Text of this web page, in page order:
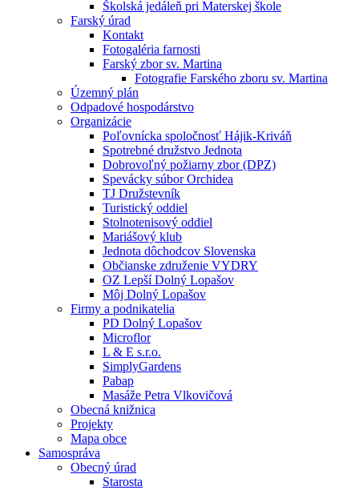
Školská jedáleň pri Materskej škole
Farský úrad
Kontakt
Fotogaléria farnosti
Farský zbor sv. Martina
Fotografie Farského zboru sv. Martina
Územný plán
Odpadové hospodárstvo
Organizácie
Poľovnícka spoločnosť Hájik-Kriváň
Spotrebné družstvo Jednota
Dobrovoľný požiarny zbor (DPZ)
Spevácky súbor Orchidea
TJ Družstevník
Turistický oddiel
Stolnotenisový oddiel
Mariášový klub
Jednota dôchodcov Slovenska
Občianske združenie VYDRY
OZ Lepší Dolný Lopašov
Môj Dolný Lopašov
Firmy a podnikatelia
PD Dolný Lopašov
Microflor
L & E s.r.o.
SimplyGardens
Pabap
Masáže Petra Vlkovičová
Obecná knižnica
Projekty
Mapa obce
Samospráva
Obecný úrad
Starosta